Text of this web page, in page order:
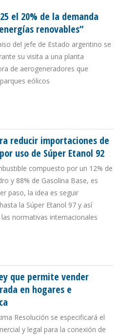
el 20% de la demanda
renovables”
del jefe de Estado argentino se
su visita a una planta
de aerogeneradores que
eólicos
reducir importaciones de
uso de Súper Etanol 92
compuesto por un 12% de
y 88% de Gasolina Base, es
paso, la idea es seguir
la Súper Etanol 97 y así
normativas internacionales
que permite vender
en hogares e
Resolución se especificará el
y legal para la conexión de